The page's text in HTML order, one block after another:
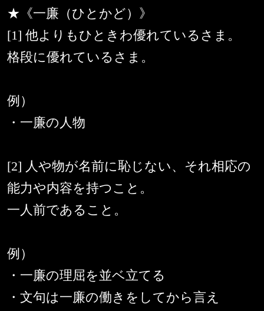
★《一廉（ひとかど）》
[1] 他よりもひときわ優れているさま。
格段に優れているさま。
例）
・一廉の人物
[2] 人や物が名前に恥じない、それ相応の
能力や内容を持つこと。
一人前であること。
例）
・一廉の理屈を並ベ立てる
・文句は一廉の働きをしてから言え